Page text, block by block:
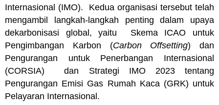
Internasional (IMO). Kedua organisasi tersebut telah
mengambil langkah-langkah penting dalam upaya
dekarbonisasi global, yaitu Skema ICAO untuk
Pengimbangan Karbon (Carbon Offsetting) dan
Pengurangan untuk Penerbangan Internasional
(CORSIA) dan Strategi IMO 2023 tentang
Pengurangan Emisi Gas Rumah Kaca (GRK) untuk
Pelayaran Internasional.